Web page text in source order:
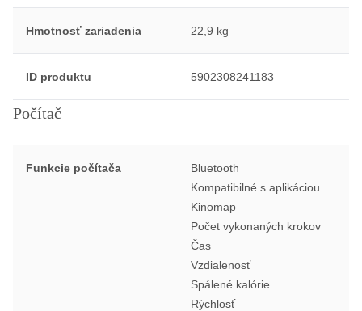
Hmotnosť zariadenia 22,9 kg
ID produktu 5902308241183
Počítač
Funkcie počítača
Bluetooth
Kompatibilné s aplikáciou
Kinomap
Počet vykonaných krokov
Čas
Vzdialenosť
Spálené kalórie
Rýchlosť